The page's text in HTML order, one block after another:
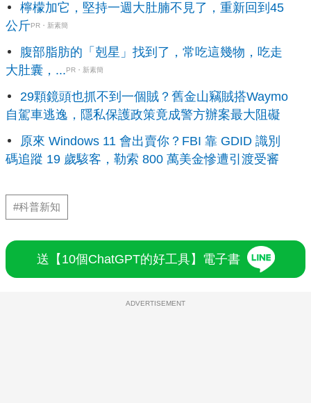
檸檬加它，堅持一週大肚腩不見了，重新回到45
公斤PR・新素簡
腹部脂肪的「剋星」找到了，常吃這幾物，吃走
大肚囊，...PR・新素簡
29顆鏡頭也抓不到一個賊？舊金山竊賊搭Waymo
自駕車逃逸，隱私保護政策竟成警方辦案最大阻礙
原來 Windows 11 會出賣你？FBI 靠 GDID 識別
碼追蹤 19 歲駭客，勒索 800 萬美金慘遭引渡受審
#科普新知
送【10個ChatGPT的好工具】電子書
ADVERTISEMENT